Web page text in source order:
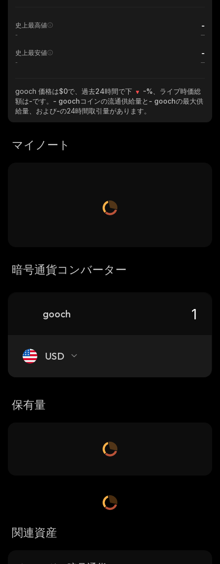
史上最高値 -
-
史上最安値 -
-
gooch 価格は$0で、過去24時間で下 -% 、ライブ時価総
額は-です。 - goochコインの流通供給量と - goochの最大供
給量、および-の24時間取引量があります。
マイノート
暗号通貨コンバーター
gooch
USD
保有量
関連資産